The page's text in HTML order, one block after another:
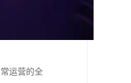
运营的全